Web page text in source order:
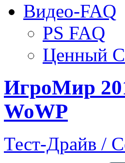
Видео-FAQ
PS FAQ
Ценный
ИгроМир
WoWP
Тест-Драйв /